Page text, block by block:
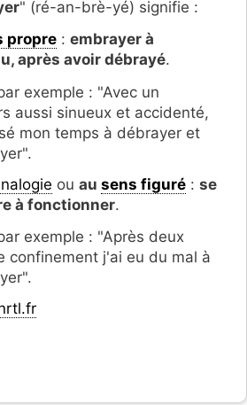
" (ré-an-brè-yé) signifie :
propre: embrayer à
après avoir débrayé.
exemple : "Avec un
aussi sinueux et accidenté,
mon temps à débrayer et
ou au sens figuré: se
à fonctionner.
exemple : "Après deux
confinement j'ai eu du mal à